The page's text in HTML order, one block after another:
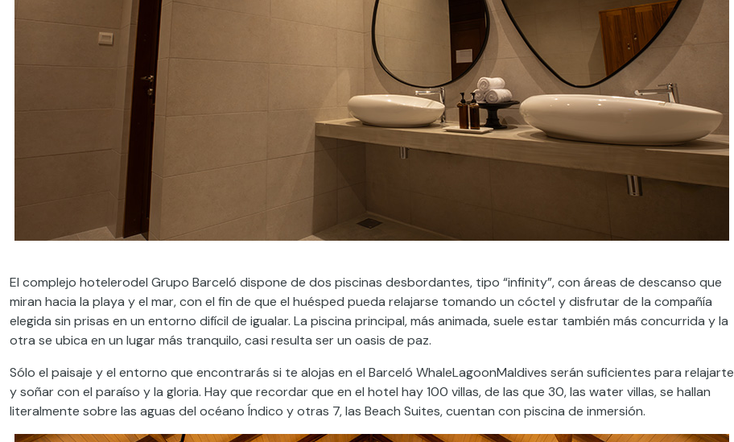
El complejo hotelerodel Grupo Barceló dispone de dos piscinas desbordantes, tipo “infinity”, con áreas de descanso que
miran hacia la playa y el mar, con el fin de que el huésped pueda relajarse tomando un cóctel y disfrutar de la compañía
elegida sin prisas en un entorno difícil de igualar. La piscina principal, más animada, suele estar también más concurrida y la
otra se ubica en un lugar más tranquilo, casi resulta ser un oasis de paz.
Sólo el paisaje y el entorno que encontrarás si te alojas en el Barceló WhaleLagoonMaldives serán suficientes para relajarte
y soñar con el paraíso y la gloria. Hay que recordar que en el hotel hay 100 villas, de las que 30, las water villas, se hallan
literalmente sobre las aguas del océano Índico y otras 7, las Beach Suites, cuentan con piscina de inmersión.